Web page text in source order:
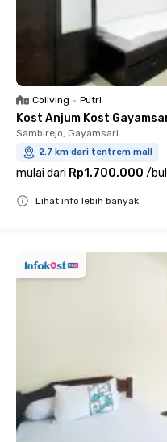
Coliving • Putri
Kost Anjum Kost
Sambirejo, Gayamsari
2.7 km dari tentrem mall
mulai dari Rp1.700.000 /
Lihat info lebih banyak